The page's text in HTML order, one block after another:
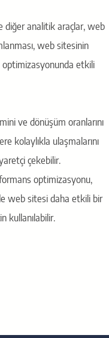
diğer analitik araçlar, web
web sitesinin
etkili
ve dönüşüm oranlarını
kolaylıkla ulaşmalarını
çekebilir.
optimizasyonu,
web sitesi daha etkili bir
kullanılabilir.